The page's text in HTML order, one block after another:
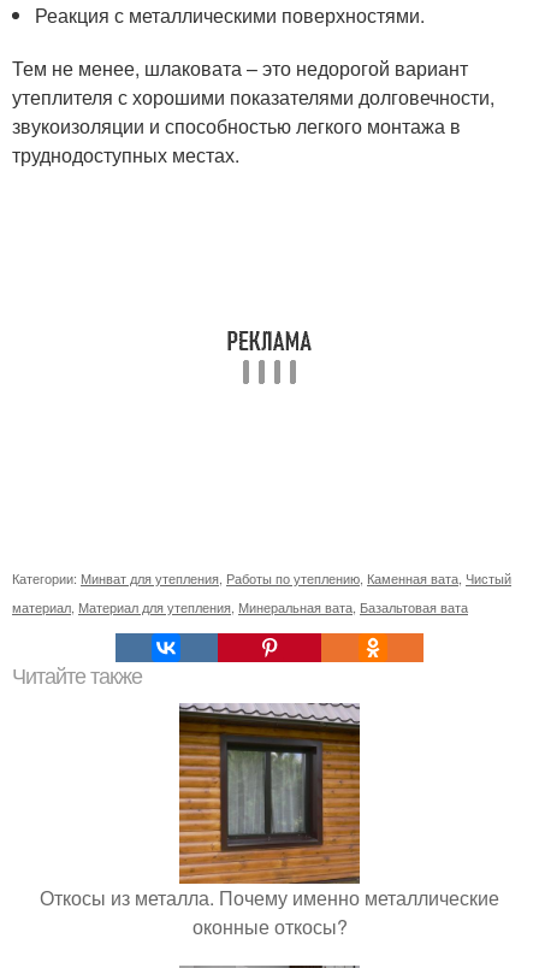
Реакция с металлическими поверхностями.
Тем не менее, шлаковата – это недорогой вариант
утеплителя с хорошими показателями долговечности,
звукоизоляции и способностью легкого монтажа в
труднодоступных местах.
Категории: Минват для утепления, Работы по утеплению, Каменная вата, Чистый
материал, Материал для утепления, Минеральная вата, Базальтовая вата
Читайте также
Откосы из металла. Почему именно металлические
оконные откосы?